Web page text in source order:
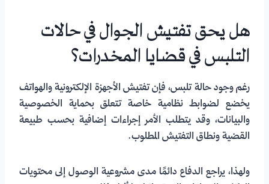
هل يحق تفتيش الجوال في حالات
التلبس في قضايا المخدرات؟
رغم وجود حالة تلبس، فإن تفتيش الأجهزة الإلكترونية والهواتف
يخضع لضوابط نظامية خاصة تتعلق بحماية الخصوصية
والبيانات، وقد يتطلب الأمر إجراءات إضافية بحسب طبيعة
القضية ونطاق التفتيش المطلوب.
ولهذا، يراجع الدفاع دائمًا مدى مشروعية الوصول إلى محتويات